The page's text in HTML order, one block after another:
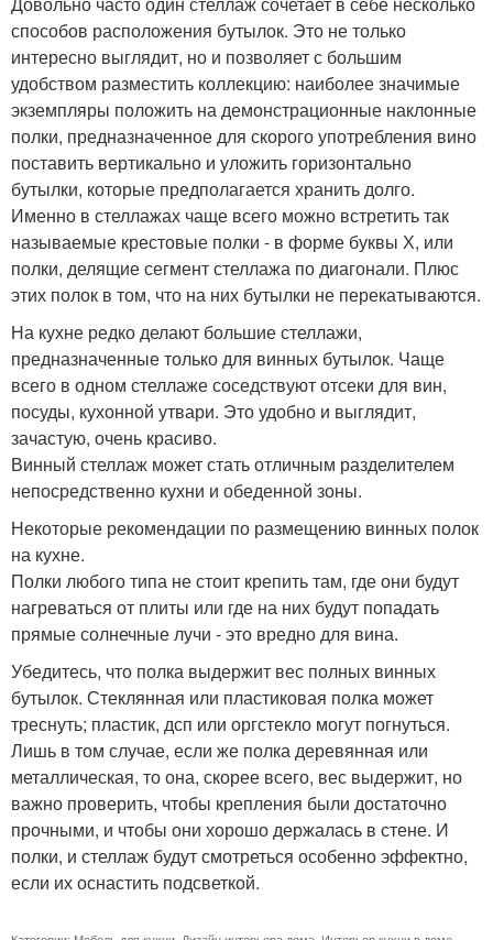
способов расположения бутылок. Это не только
интересно выглядит, но и позволяет с большим
удобством разместить коллекцию: наиболее значимые
экземпляры положить на демонстрационные наклонные
полки, предназначенное для скорого употребления вино
поставить вертикально и уложить горизонтально
бутылки, которые предполагается хранить долго.
Именно в стеллажах чаще всего можно встретить так
называемые крестовые полки - в форме буквы Х, или
полки, делящие сегмент стеллажа по диагонали. Плюс
этих полок в том, что на них бутылки не перекатываются.
На кухне редко делают большие стеллажи,
предназначенные только для винных бутылок. Чаще
всего в одном стеллаже соседствуют отсеки для вин,
посуды, кухонной утвари. Это удобно и выглядит,
зачастую, очень красиво.
Винный стеллаж может стать отличным разделителем
непосредственно кухни и обеденной зоны.
Некоторые рекомендации по размещению винных полок
на кухне.
Полки любого типа не стоит крепить там, где они будут
нагреваться от плиты или где на них будут попадать
прямые солнечные лучи - это вредно для вина.
Убедитесь, что полка выдержит вес полных винных
бутылок. Стеклянная или пластиковая полка может
треснуть; пластик, дсп или оргстекло могут погнуться.
Лишь в том случае, если же полка деревянная или
металлическая, то она, скорее всего, вес выдержит, но
важно проверить, чтобы крепления были достаточно
прочными, и чтобы они хорошо держалась в стене. И
полки, и стеллаж будут смотреться особенно эффектно,
если их оснастить подсветкой.